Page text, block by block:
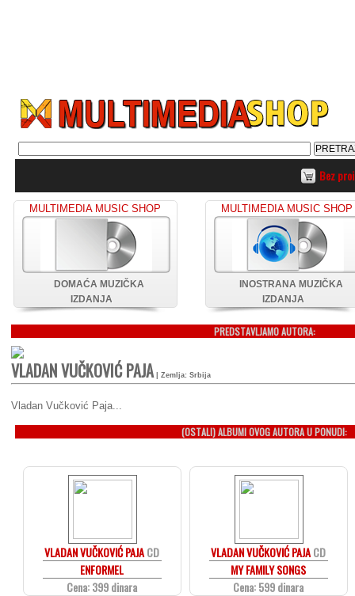
Bez
MULTIMEDIA MUSIC SHOP
DOMAĆA MUZIČKA
IZDANJA
MULTIMEDIA MUSIC SHOP
INOSTRANA MUZIČKA
IZDANJA
PREDSTAVLJAMO AUTORA:
VLADAN VUČKOVIĆ PAJA| Zemlja: Srbija
Vladan Vučković Paja...
(OSTALI) ALBUMI OVOG AUTORA U PONUDI:
VLADAN VUČKOVIĆ PAJACD
ENFORMEL
Cena: 399 dinara
VLADAN VUČKOVIĆ PAJACD
MY FAMILY SONGS
Cena: 599 dinara